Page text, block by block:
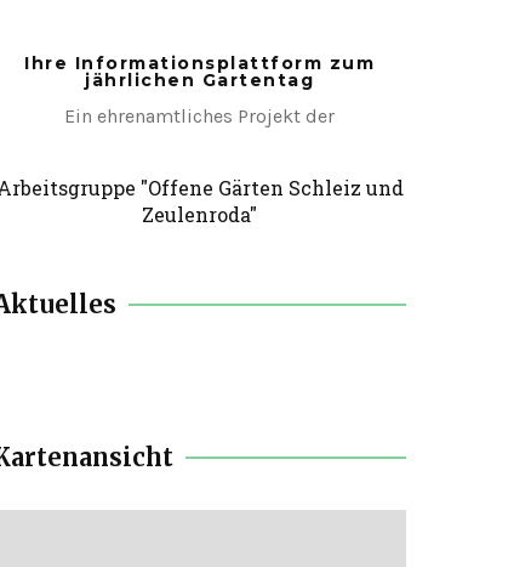
Ihre Informationsplattform zum
jährlichen Gartentag
Ein ehrenamtliches Projekt der
"Offene Gärten Schleiz und
Zeulenroda"